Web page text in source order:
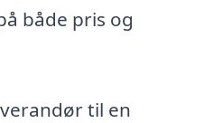
både pris og
til en